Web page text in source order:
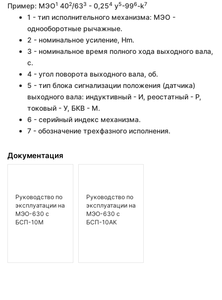
Пример: МЭО1 402/633 - 0,254 у5-996-k7
1 - тип исполнительного механизма: МЭО -
однооборотные рычажные.
2 - номинальное усиление, Hm.
3 - номинальное время полного хода выходного вала,
с.
4 - угол поворота выходного вала, об.
5 - тип блока сигнализации положения (датчика)
выходного вала: индуктивный - И, реостатный - Р,
токовый - У, БКВ - М.
6 - серийный индекс механизма.
7 - обозначение трехфазного исполнения.
Документация
Руководство по
эксплуатации на
МЭО-630 с
БСП-10М
Руководство по
эксплуатации на
МЭО-630 с
БСП-10АК